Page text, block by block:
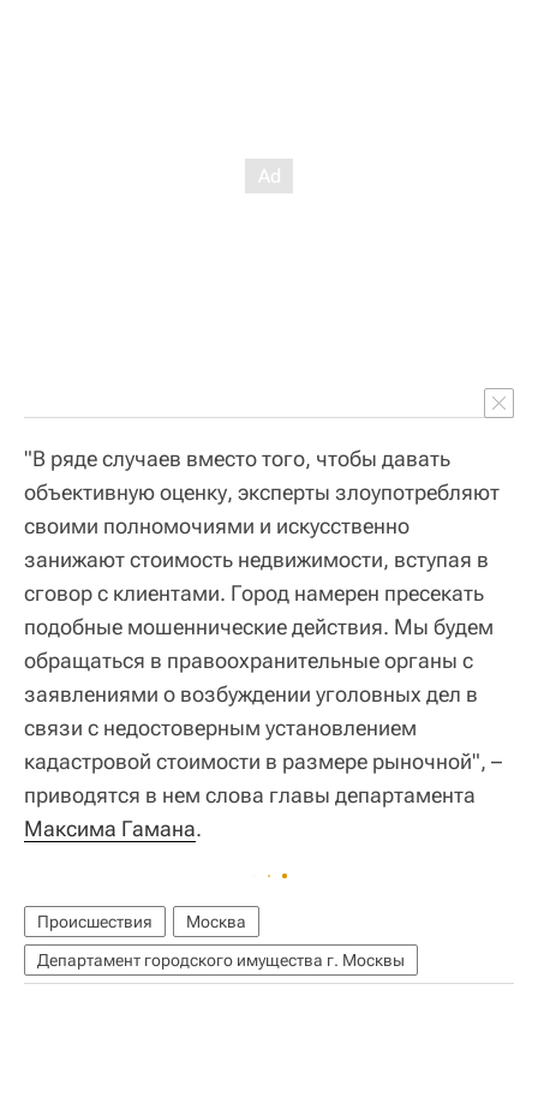
"В ряде случаев вместо того, чтобы давать
объективную оценку, эксперты злоупотребляют
своими полномочиями и искусственно
занижают стоимость недвижимости, вступая в
сговор с клиентами. Город намерен пресекать
подобные мошеннические действия. Мы будем
обращаться в правоохранительные органы с
заявлениями о возбуждении уголовных дел в
связи с недостоверным установлением
кадастровой стоимости в размере рыночной", –
приводятся в нем слова главы департамента
Максима Гамана.
Происшествия
Москва
Департамент городского имущества г. Москвы